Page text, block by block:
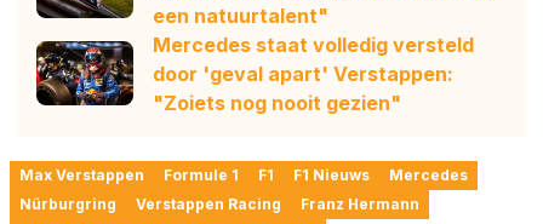
een natuurtalent"
Mercedes staat volledig versteld
door 'geval apart' Verstappen:
"Zoiets nog nooit gezien"
Max Verstappen Formule 1 F1 F1 Nieuws
Mercedes
Nürburgring
Verstappen Racing
Franz Hermann